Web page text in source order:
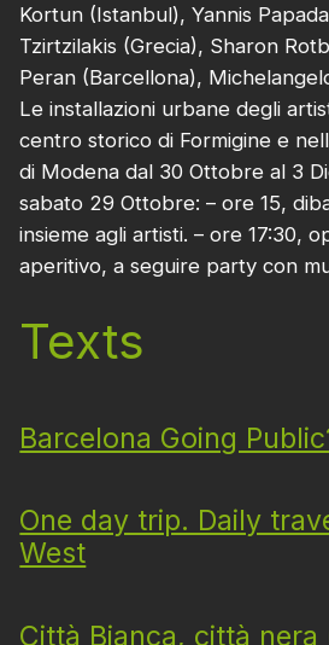
Kortun (Istanbul), Yannis
Tzirtzilakis (Grecia), Sharon
Peran (Barcellona),
Le installazioni urbane degli
centro storico di Formigine e
di Modena dal 30 Ottobre al 3
sabato 29 Ottobre: – ore 15,
insieme agli artisti. – ore 17:30,
aperitivo, a seguire party con
Texts
Barcelona Going
One day trip. Daily
West
Città Bianca, città nera